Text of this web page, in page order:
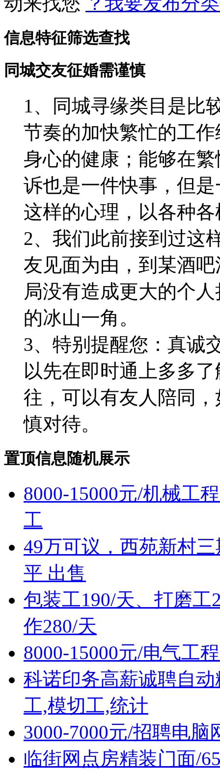
信息特征筛选查找
同城交友征婚需谨慎
1、同城寻缘类目是比
节奏的加快繁忙的工
身心的健康；能够在
诉也是一件快事，但
这样的心理，以各种
2、我们此前接到过这
友见面为由，到某酒
局没有造成更大的个
的冰山一角。
3、特别提醒您：真诚
以先在即时通上多多
往，可以有友人陪同
慎对待。
置顶信息随机展示
8000-15000元/机械工
工
49万可议，西苑新村
平 出售
包装工190/天、打磨工
作280/天
8000-15000元/电气工
科诺印务高薪诚聘自
工,模切工,统计
3000-7000元/招聘电脑
临街网点房精装门面/